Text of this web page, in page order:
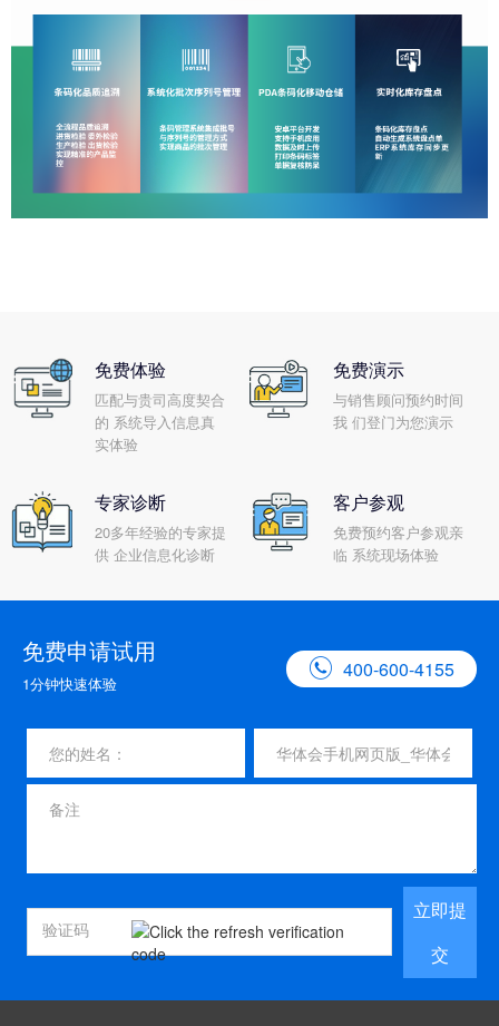
免费体验
匹配与贵司高度契合
的 系统导入信息真
实体验
免费演示
与销售顾问预约时间
我 们登门为您演示
专家诊断
20多年经验的专家提
供 企业信息化诊断
客户参观
免费预约客户参观亲
临 系统现场体验
免费申请试用
1分钟快速体验
 400-600-4155
立即提
交